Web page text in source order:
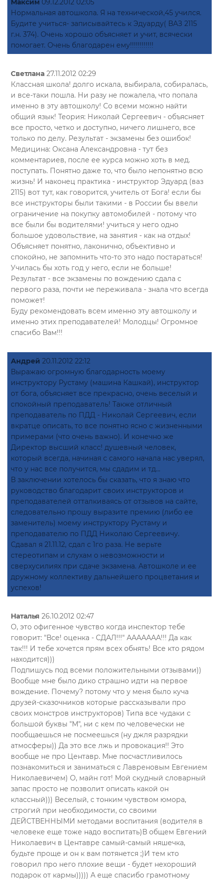
Максим 09.12.2012 02:05
Нормальная автошкола. Я на технической,45 учился.
Будите учиться- записывайтесь к Эдуарду( ВАЗ 2115
г.н. 374). Очень хорошо объясняет и учит, всячески
помогает. Очень благодарен ему!!!!!!!!!!!!
Светлана 27.11.2012 02:29
Классная школа! долго искала, выбирала, собиралась,
и все-таки пошла. Ни разу не пожалела, что попала
именно в эту автошколу! Со всеми можно найти
общий язык! Теория: Николай Сергеевич - объясняет
все просто, четко и доступно, ничего лишнего, все
только по делу. Результат - экзамены без ошибок!
Медицина: Оксана Александровна - тут без
комментариев, после ее курса можно хоть в мед.
поступать. Понятно даже то, что было непонятно всю
жизнь! И наконец практика - инструктор Эдуард (ваз
2115) вот тут, как говорится, учитель от Бога! если бы
все инструкторы были такими - в России бы ввели
ограничение на покупку автомобилей - потому что
все были бы водителями! учиться у него одно
большое удовольствие, на занятия - как на отдых!
Объясняет понятно, лаконично, объективно и
спокойно, не запомнить что-то это надо постараться!
Училась бы хоть год у него, если не больше!
Результат - все экзамены по вождению сдала с
первого раза, почти не переживала - знала что всегда
поможет!
Буду рекомендовать всем именно эту автошколу и
именно этих преподавателей! Молодцы! Огромное
спасибо Вам!!!
Андрей 20.11.2012 22:12
Выражаю огромную благодарность моему
инструктору Рустаму (машина Кашкай), инструктор
от бога, объясняет все прекрасно, очень веселый и
спокойный преподаватель! Также отличный
преподаватель по ПДД - Николай Сергеевич, если
вкратце описать, то все понятно ясно с жизненными
примерами (что очень важно). И конечно же
Директор высший класс! душевный человек,
который всегда, начиная с самого начала нас уверял,
что у нас все получится, мы сдадим и тд...
В заключении хотелось бы сказать, что я знаю что
руководство благодарит своих инструкторов и
преподавателей отталкиваясь от отзывов на сайте,
следовательно прошу выразите премию (либо ее
заменитель) моему инструктору Рустаму и
преподавателю по ПДД Николаю Сергеевичу.
Сдавал я 21.11.12, сдал с 1го раза. Не верьте
стереотипам и слухам о невозможности и
сверхусилиях при сдаче экзамена. Автошколе и ее
дружному коллективу дальнейшего процветания и
успехов!
Наталья 26.10.2012 02:47
О, это офигенное чувство когда инспектор тебе
говорит: "Все! оценка - СДАЛ!!!" ААААААА!!! Да как
так!!! И тебе хочется прям всех обнять! Все кто рядом
находится)))
Подпишусь под всеми положительными отзывами))
Вообще мне было дико страшно идти на первое
вождение. Почему? потому что у меня было куча
друзей-сказочников которые рассказывали про
своих монстров инструкторов) Типа все чудаки с
большой буквы "М", ни с кем по человечески не
пообщаешься не посмеешься (ну джля разрядки
атмосферы)) Да это все лжь и провокация!! Это
вообще не про Центавр. Мне посчастливилось
познакомиться и заниматься с Лавреновым Евгением
Николаевичем) О, майн гот! Мой скудный словарный
запас просто не позволит описать какой он
классный))) Веселый, с тонким чувством юмора,
строгий при необходимости, со своими
ДЕЙСТВЕННЫМИ методами воспитания (водителя в
человеке еще тоже надо воспитать)В общем Евгений
Николаевич в Центавре самый-самый няшечка,
будьте проще и он к вам потянется ;)И тем кто
говорил про него плохие вещи - будет нехороший
подарок от кармы))))) А еще спасибо грамотному